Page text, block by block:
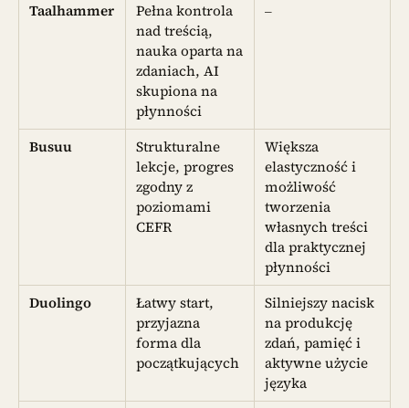
Taalhammer
Pełna kontrola
nad treścią,
nauka oparta na
zdaniach, AI
skupiona na
płynności
–
Busuu
Strukturalne
lekcje, progres
zgodny z
poziomami
CEFR
Większa
elastyczność i
możliwość
tworzenia
własnych treści
dla praktycznej
płynności
Duolingo
Łatwy start,
przyjazna
forma dla
początkujących
Silniejszy nacisk
na produkcję
zdań, pamięć i
aktywne użycie
języka